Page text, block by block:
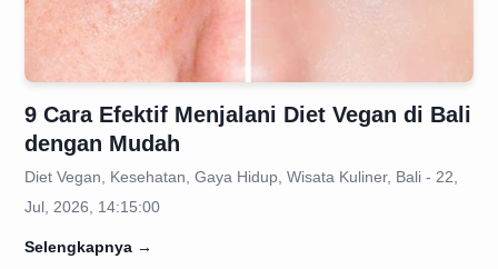
9 Cara Efektif Menjalani Diet Vegan di Bali
dengan Mudah
Diet Vegan, Kesehatan, Gaya Hidup, Wisata Kuliner, Bali - 22,
Jul, 2026, 14:15:00
Selengkapnya →